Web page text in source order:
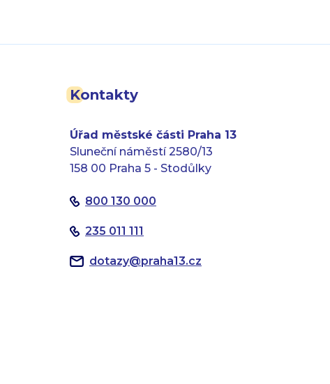
Kontakty
Úřad městské části Praha 13
Sluneční náměstí 2580/13
158 00 Praha 5 - Stodůlky
800 130 000
235 011 111
dotazy@praha13.cz